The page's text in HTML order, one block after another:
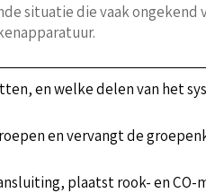
situatie die vaak ongekend
en welke delen van het
en vervangt de
plaatst rook- en